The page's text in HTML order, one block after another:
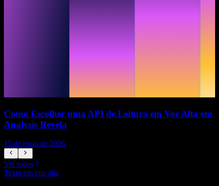
Como Escolher uma API de Leitura em Voz Alta
Analysis Revela
15 de maio de 2026
Ver todos
Texto em voz alta